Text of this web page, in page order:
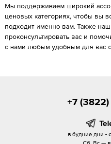
Мы поддерживаем широкий
ценовых категориях, чтобы вы
подходит именно вам. Также
проконсультировать вас и
с нами любым удобным для вас
+7
в будние дни -